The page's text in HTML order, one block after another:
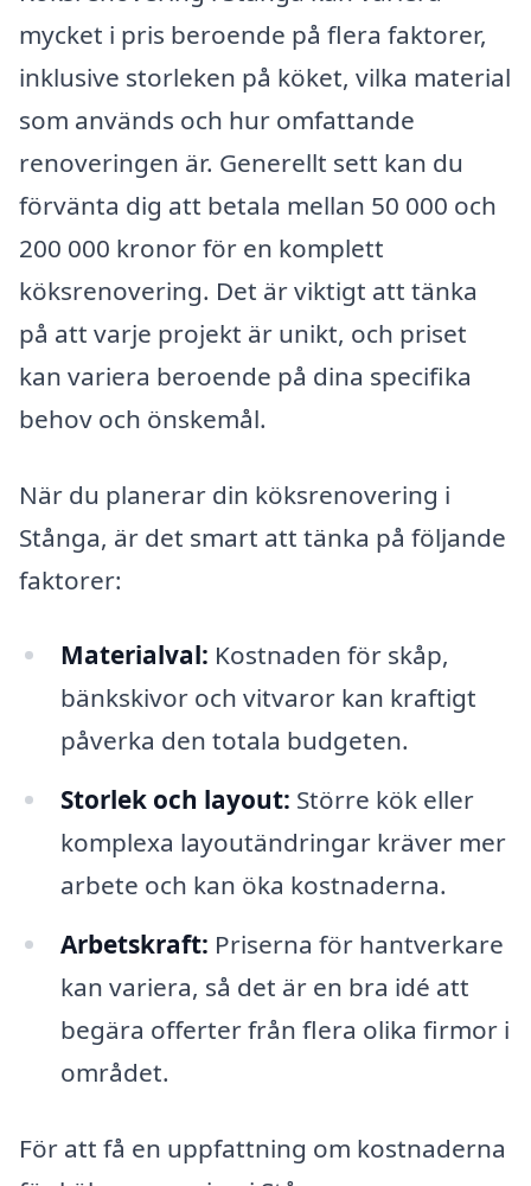
mycket i pris beroende på flera faktorer,
inklusive storleken på köket, vilka material
som används och hur omfattande
renoveringen är. Generellt sett kan du
förvänta dig att betala mellan 50 000 och
200 000 kronor för en komplett
köksrenovering. Det är viktigt att tänka
på att varje projekt är unikt, och priset
kan variera beroende på dina specifika
behov och önskemål.
När du planerar din köksrenovering i
Stånga, är det smart att tänka på följande
faktorer:
Materialval: Kostnaden för skåp,
bänkskivor och vitvaror kan kraftigt
påverka den totala budgeten.
Storlek och layout: Större kök eller
komplexa layoutändringar kräver mer
arbete och kan öka kostnaderna.
Arbetskraft: Priserna för hantverkare
kan variera, så det är en bra idé att
begära offerter från flera olika firmor i
området.
För att få en uppfattning om kostnaderna